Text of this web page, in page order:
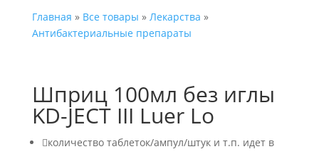
Главная » Все товары » Лекарства »
Антибактериальные препараты
Шприц 100мл без иглы
KD-JECT III Luer Lo
количество таблеток/ампул/штук и т.п. идет в